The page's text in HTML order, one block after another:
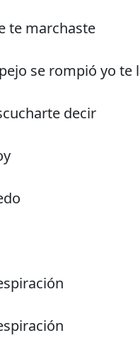
te marchaste
se rompió yo te
decir